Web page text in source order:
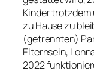
Kinder trotzdem
zu Hause zu
(getrennten)
Elternsein,
2022